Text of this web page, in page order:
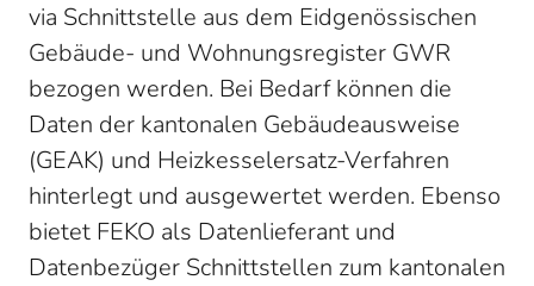
via Schnittstelle aus dem Eidgenössischen
Gebäude- und Wohnungsregister GWR
bezogen werden. Bei Bedarf können die
Daten der kantonalen Gebäudeausweise
(GEAK) und Heizkesselersatz-Verfahren
hinterlegt und ausgewertet werden. Ebenso
bietet FEKO als Datenlieferant und
Datenbezüger Schnittstellen zum kantonalen